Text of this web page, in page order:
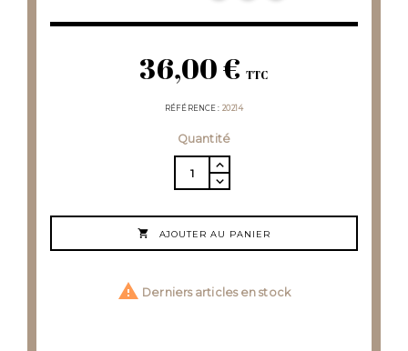
36,00 € TTC
RÉFÉRENCE 20214
Quantité
 AJOUTER AU PANIER
 Derniers articles en stock